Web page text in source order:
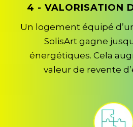
4 - VALORISATION
Un logement équipé
SolisArt gagne
énergétiques. Cela
valeur de revente